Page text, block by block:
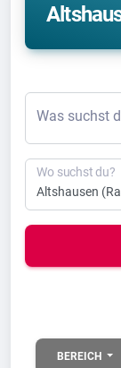
Was suchst
Wo suchst du?
BEREICH